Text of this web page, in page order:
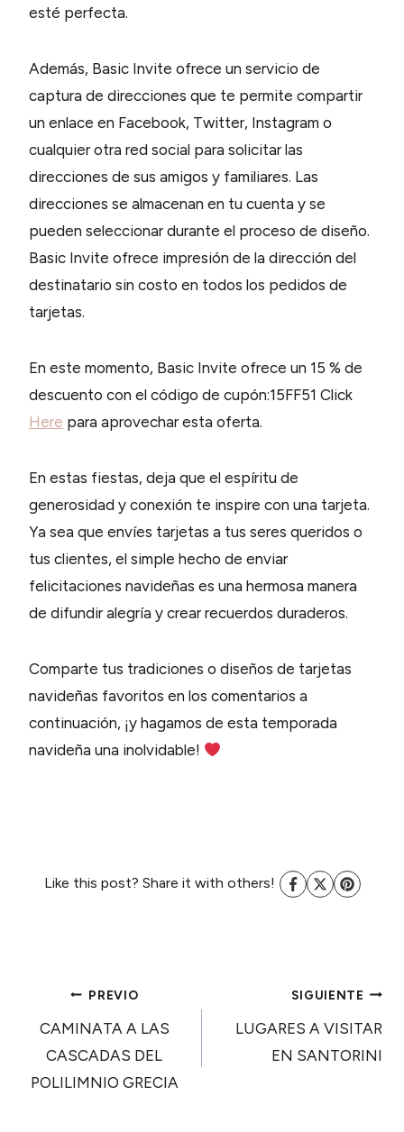
esté perfecta.
Además, Basic Invite ofrece un servicio de
captura de direcciones que te permite compartir
un enlace en Facebook, Twitter, Instagram o
cualquier otra red social para solicitar las
direcciones de sus amigos y familiares. Las
direcciones se almacenan en tu cuenta y se
pueden seleccionar durante el proceso de diseño.
Basic Invite ofrece impresión de la dirección del
destinatario sin costo en todos los pedidos de
tarjetas.
En este momento, Basic Invite ofrece un 15 % de
descuento con el código de cupón:15FF51 Click
Here para aprovechar esta oferta.
En estas fiestas, deja que el espíritu de
generosidad y conexión te inspire con una tarjeta.
Ya sea que envíes tarjetas a tus seres queridos o
tus clientes, el simple hecho de enviar
felicitaciones navideñas es una hermosa manera
de difundir alegría y crear recuerdos duraderos.
Comparte tus tradiciones o diseños de tarjetas
navideñas favoritos en los comentarios a
continuación, ¡y hagamos de esta temporada
navideña una inolvidable!
Like this post? Share it with others!
NAVEGACIÓN
DE
PREVIO
CAMINATA A LAS
CASCADAS DEL
POLILIMNIO GRECIA
SIGUIENTE
LUGARES A VISITAR
EN SANTORINI